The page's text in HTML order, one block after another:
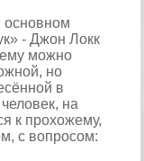
основном
- Джон Локк
можно
но
в
на
к прохожему,
с вопросом: